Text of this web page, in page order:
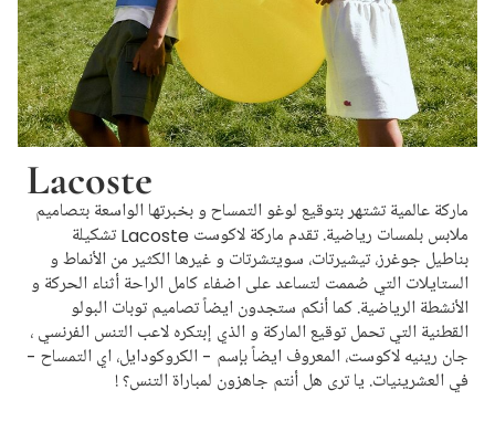
Lacoste
ماركة عالمية تشتهر بتوقيع لوغو التمساح و بخبرتها الواسعة بتصاميم
ملابس بلمسات رياضية. تقدم ماركة لاكوست Lacoste تشكيلة
بناطيل جوغرز، تيشيرتات، سويتشرتات و غيرها الكثير من الأنماط و
الستايلات التي صُممت لتساعد على اضفاء كامل الراحة أثناء الحركة و
الأنشطة الرياضية. كما أنكم ستجدون ايضاً تصاميم توبات البولو
القطنية التي تحمل توقيع الماركة و الذي إبتكره لاعب التنس الفرنسي ،
جان رينيه لاكوست، المعروف ايضاً بإسم - الكروكودايل، اي التمساح -
في العشرينيات. يا ترى هل أنتم جاهزون لمباراة التنس؟ !